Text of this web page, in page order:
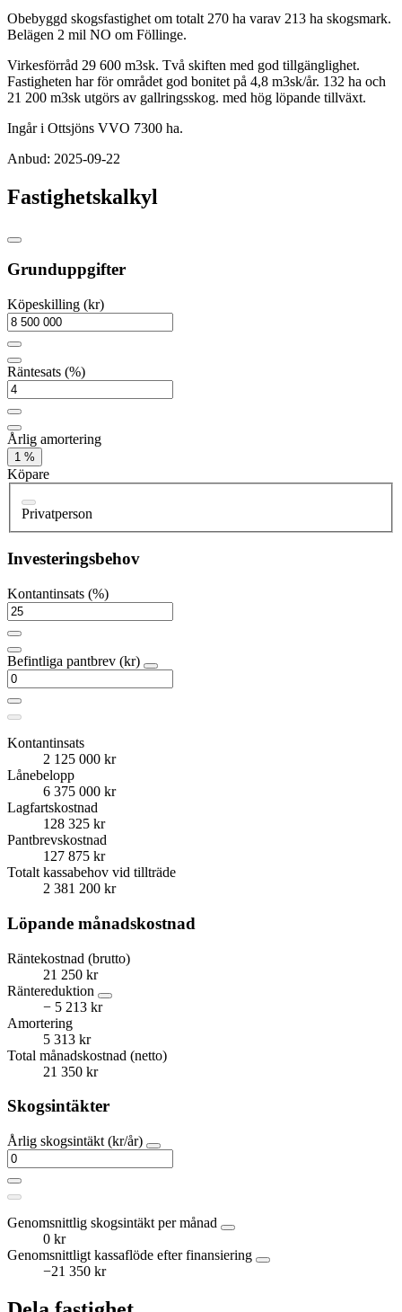
Obebyggd skogsfastighet om totalt 270 ha varav 213 ha skogsmark.
Belägen 2 mil NO om Föllinge.
Virkesförråd 29 600 m3sk. Två skiften med god tillgänglighet.
Fastigheten har för området god bonitet på 4,8 m3sk/år. 132 ha och
21 200 m3sk utgörs av gallringsskog. med hög löpande tillväxt.
Ingår i Ottsjöns VVO 7300 ha.
Anbud: 2025-09-22
Fastighetskalkyl
Grunduppgifter
Köpeskilling (kr)
Räntesats (%)
Årlig amortering
1 %
Köpare
Privatperson
Investeringsbehov
Kontantinsats (%)
Befintliga pantbrev (kr)
Kontantinsats
2 125 000 kr
Lånebelopp
6 375 000 kr
Lagfartskostnad
128 325 kr
Pantbrevskostnad
127 875 kr
Totalt kassabehov vid tillträde
2 381 200 kr
Löpande månadskostnad
Räntekostnad (brutto)
21 250 kr
Räntereduktion
− 5 213 kr
Amortering
5 313 kr
Total månadskostnad (netto)
21 350 kr
Skogsintäkter
Årlig skogsintäkt (kr/år)
Genomsnittlig skogsintäkt per månad
0 kr
Genomsnittligt kassaflöde efter finansiering
−21 350 kr